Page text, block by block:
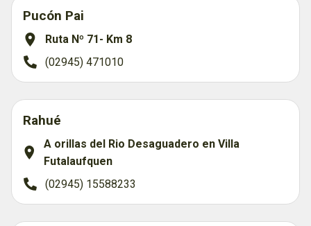
Pucón Pai
Ruta Nº 71- Km 8
(02945) 471010
Rahué
A orillas del Rio Desaguadero en Villa
Futalaufquen
(02945) 15588233